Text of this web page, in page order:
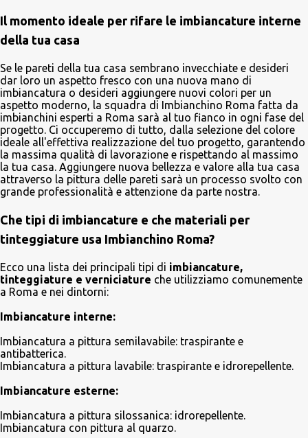
Il momento ideale per rifare le imbiancature interne
della tua casa
Se le pareti della tua casa sembrano invecchiate e desideri
dar loro un aspetto fresco con una nuova mano di
imbiancatura o desideri aggiungere nuovi colori per un
aspetto moderno, la squadra di Imbianchino Roma fatta da
imbianchini esperti a Roma sarà al tuo fianco in ogni fase del
progetto. Ci occuperemo di tutto, dalla selezione del colore
ideale all'effettiva realizzazione del tuo progetto, garantendo
la massima qualità di lavorazione e rispettando al massimo
la tua casa. Aggiungere nuova bellezza e valore alla tua casa
attraverso la pittura delle pareti sarà un processo svolto con
grande professionalità e attenzione da parte nostra.
Che tipi di imbiancature e che materiali per
tinteggiature usa Imbianchino Roma?
Ecco una lista dei principali tipi di imbiancature,
tinteggiature e verniciature che utilizziamo comunemente
a Roma e nei dintorni:
Imbiancature interne:
Imbiancatura a pittura semilavabile: traspirante e
antibatterica.
Imbiancatura a pittura lavabile: traspirante e idrorepellente.
Imbiancature esterne:
Imbiancatura a pittura silossanica: idrorepellente.
Imbiancatura con pittura al quarzo.